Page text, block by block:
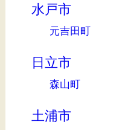
水戸市
元吉田町
日立市
森山町
土浦市